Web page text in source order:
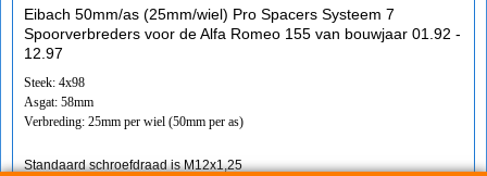
Eibach 50mm/as (25mm/wiel) Pro Spacers Systeem 7
Spoorverbreders voor de Alfa Romeo 155 van bouwjaar 01.92 -
12.97
Steek: 4x98
Asgat: 58mm
Verbreding: 25mm per wiel (50mm per as)
Standaard schroefdraad is M12x1,25